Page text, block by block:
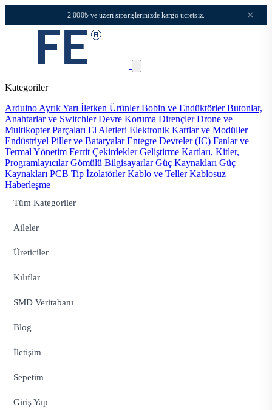
2.000₺ ve üzeri siparişlerinizde kargo ücretsiz. ×
Kategoriler
Arduino Ayrık Yarı İletken ÜrünlerBobin ve EndüktörlerButonlar,
Anahtarlar ve SwitchlerDevre Koruma DirençlerDrone ve
Multikopter Parçaları El Aletleri Elektronik Kartlar ve Modüller
Endüstriyel Piller ve BataryalarEntegre Devreler (IC) Fanlar ve
Termal Yönetim Ferrit ÇekirdeklerGeliştirme Kartları, Kitler,
ProgramlayıcılarGömülü BilgisayarlarGüç Kaynakları Güç
Kaynakları PCB Tip İzolatörlerKablo ve TellerKablosuz
Haberleşme
Tüm Kategoriler
Aileler
Üreticiler
Kılıflar
SMD Veritabanı
Blog
İletişim
Sepetim
Giriş Yap